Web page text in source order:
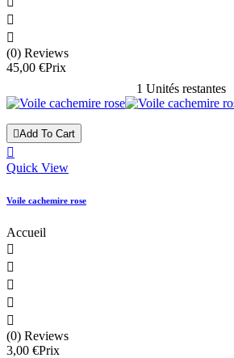


(0) Reviews
45,00 €Prix
1 Unités restantes
Add To Cart

Quick View
Voile cachemire rose
Accueil





(0) Reviews
3,00 €Prix